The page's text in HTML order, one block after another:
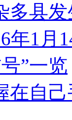
多县
年1月
”一览
在自